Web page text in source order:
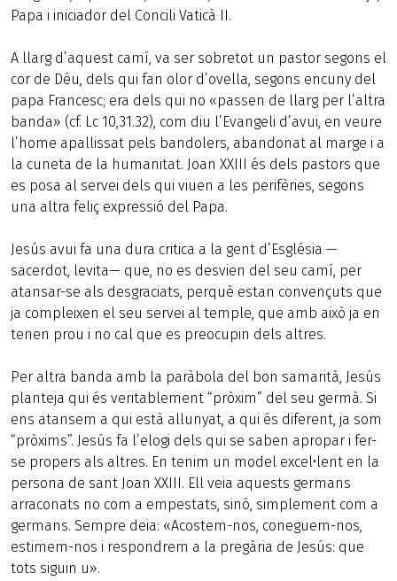
Papa i iniciador del Concili Vaticà II.
A llarg d’aquest camí, va ser sobretot un pastor segons el
cor de Déu, dels qui fan olor d’ovella, segons encuny del
papa Francesc; era dels qui no «passen de llarg per l’altra
banda» (cf. Lc 10,31.32), com diu l’Evangeli d’avui, en veure
l’home apallissat pels bandolers, abandonat al marge i a
la cuneta de la humanitat. Joan XXIII és dels pastors que
es posa al servei dels qui viuen a les perifèries, segons
una altra feliç expressió del Papa.
Jesús avui fa una dura critica a la gent d’Església —
sacerdot, levita— que, no es desvien del seu camí, per
atansar-se als desgraciats, perquè estan convençuts que
ja compleixen el seu servei al temple, que amb això ja en
tenen prou i no cal que es preocupin dels altres.
Per altra banda amb la paràbola del bon samarità, Jesús
planteja qui és veritablement “pròxim” del seu germà. Si
ens atansem a qui està allunyat, a qui és diferent, ja som
“pròxims”. Jesús fa l’elogi dels qui se saben apropar i fer-
se propers als altres. En tenim un model excel•lent en la
persona de sant Joan XXIII. Ell veia aquests germans
arraconats no com a empestats, sinó, simplement com a
germans. Sempre deia: «Acostem-nos, coneguem-nos,
estimem-nos i respondrem a la pregària de Jesús: que
tots siguin u».